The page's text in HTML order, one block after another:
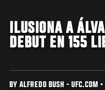
ILUSIONA A
DEBUT EN 155
BY ALFREDO BUSH - UFC.COM